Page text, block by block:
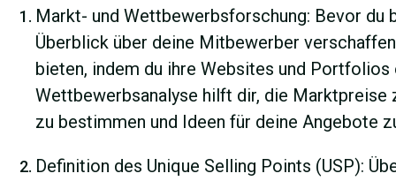
Markt- und Wettbewerbsforschung: Bevor
Überblick über deine Mitbewerber
bieten, indem du ihre Websites und
Wettbewerbsanalyse hilft dir, die
zu bestimmen und Ideen für deine Angebote
Definition des Unique Selling Points (USP):